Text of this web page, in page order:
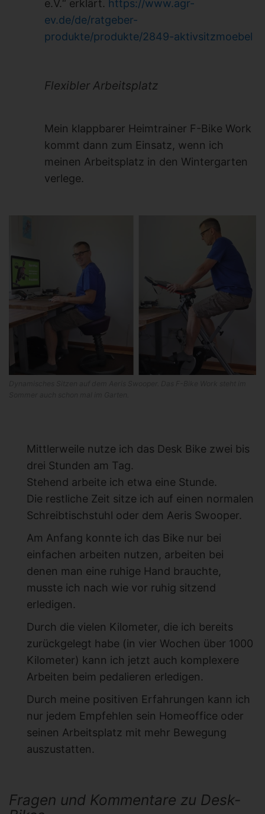
e.V.“ erklärt. https://www.agr-
ev.de/de/ratgeber-
produkte/produkte/2849-aktivsitzmoebel
Flexibler Arbeitsplatz
Mein klappbarer Heimtrainer F-Bike Work
kommt dann zum Einsatz, wenn ich
meinen Arbeitsplatz in den Wintergarten
verlege.
Mittlerweile nutze ich das Desk Bike zwei bis
drei Stunden am Tag.
Stehend arbeite ich etwa eine Stunde.
Die restliche Zeit sitze ich auf einen normalen
Schreibtischstuhl oder dem Aeris Swooper.
Am Anfang konnte ich das Bike nur bei
einfachen arbeiten nutzen, arbeiten bei
denen man eine ruhige Hand brauchte,
musste ich nach wie vor ruhig sitzend
erledigen.
Durch die vielen Kilometer, die ich bereits
zurückgelegt habe (in vier Wochen über 1000
Kilometer) kann ich jetzt auch komplexere
Arbeiten beim pedalieren erledigen.
Durch meine positiven Erfahrungen kann ich
nur jedem Empfehlen sein Homeoffice oder
seinen Arbeitsplatz mit mehr Bewegung
auszustatten.
Fragen und Kommentare zu Desk-